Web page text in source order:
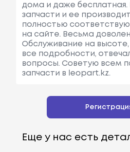
дома и даже бесплатная.
запчасти и ее
полностью
на сайте. Весьма
Обслуживание на высоте,
все подробности,
вопросы. Советую всем
запчасти в leopart.kz.
Еще у нас есть